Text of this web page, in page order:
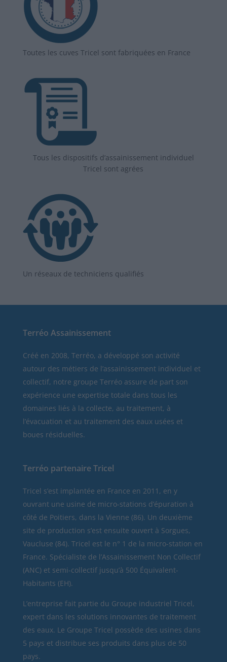
Toutes les cuves Tricel sont fabriquées en France
Tous les dispositifs d’assainissement individuel
Tricel sont agrées
Un réseaux de techniciens qualifiés
Terréo Assainissement
Créé en 2008, Terréo, a développé son activité
autour des métiers de l’assainissement individuel et
collectif, notre groupe Terréo assure de part son
expérience une expertise totale dans tous les
domaines liés à la collecte, au traitement, à
l’évacuation et au traitement des eaux usées et
boues résiduelles.
Terréo partenaire Tricel
Tricel s’est implantée en France en 2011, en y
ouvrant une usine de micro-stations d’épuration à
côté de Poitiers, dans la Vienne (86). Un deuxième
site de production s’est ensuite ouvert à Sorgues,
Vaucluse (84). Tricel est le n° 1 de la micro-station en
France. Spécialiste de l’Assainissement Non Collectif
(ANC) et semi-collectif jusqu’à 500 Équivalent-
Habitants (EH).
L’entreprise fait partie du Groupe industriel Tricel,
expert dans les solutions innovantes de traitement
des eaux. Le Groupe Tricel possède des usines dans
5 pays et distribue ses produits dans plus de 50
pays.